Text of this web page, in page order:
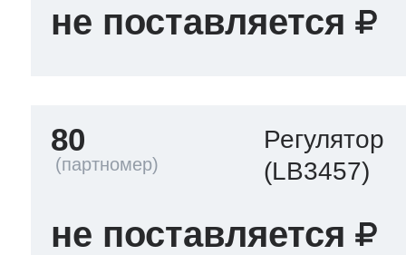
не поставляется
80
Регулятор
(LB3457)
не поставляется